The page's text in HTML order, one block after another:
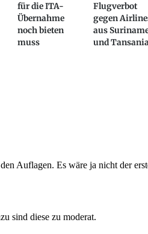
für die ITA-
Übernahme
noch bieten
muss
Flugverbot
gegen
aus
und